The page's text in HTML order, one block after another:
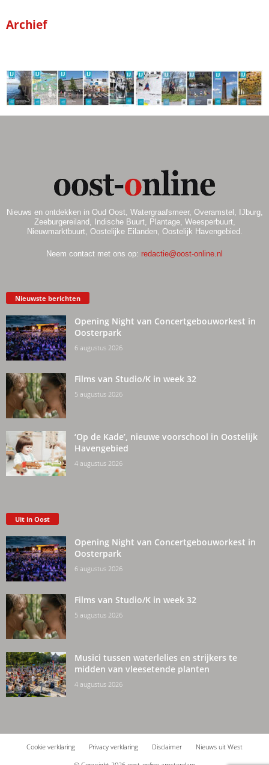
Archief
Nieuws en ontdekken in Oud Oost, Watergraafsmeer, Overamstel, IJburg,
Zeeburgereiland, Indische Buurt, Plantage, Weesperbuurt,
Nieuwmarktbuurt, Oostelijke Eilanden, Oostelijk Havengebied.
Neem contact met ons op: redactie@oost-online.nl
Nieuwste berichten
Opening Night van Concertgebouworkest in
Oosterpark
6 augustus 2026
Films van Studio/K in week 32
5 augustus 2026
‘Op de Kade’, nieuwe voorschool in Oostelijk
Havengebied
4 augustus 2026
Uit in Oost
Opening Night van Concertgebouworkest in
Oosterpark
6 augustus 2026
Films van Studio/K in week 32
5 augustus 2026
Musici tussen waterlelies en strijkers te
midden van vleesetende planten
4 augustus 2026
Cookie verklaring Privacy verklaring Disclaimer
Nieuws uit West